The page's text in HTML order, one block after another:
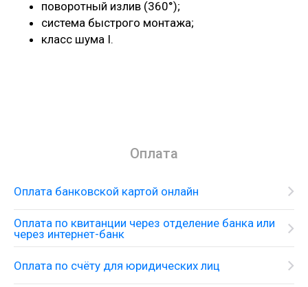
поворотный излив (360°);
система быстрого монтажа;
класс шума I.
Оплата
Оплата банковской картой онлайн
Оплата по квитанции через отделение банка или
через интернет-банк
Оплата по счёту для юридических лиц